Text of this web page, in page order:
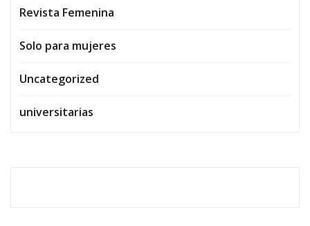
Revista Femenina
Solo para mujeres
Uncategorized
universitarias